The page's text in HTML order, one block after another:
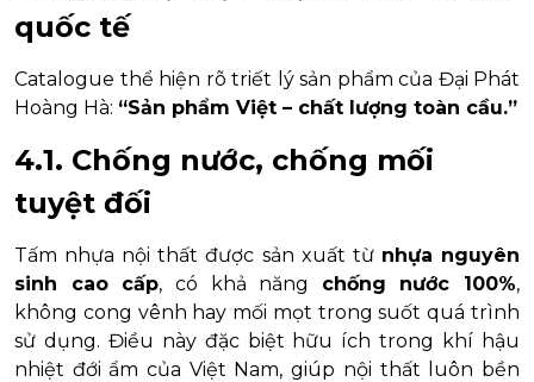
quốc tế
Catalogue thể hiện rõ triết lý sản phẩm của Đại Phát
Hoàng Hà: “Sản phẩm Việt – chất lượng toàn cầu.”
4.1. Chống nước, chống mối
tuyệt đối
Tấm nhựa nội thất được sản xuất từ nhựa nguyên
sinh cao cấp, có khả năng chống nước 100%,
không cong vênh hay mối mọt trong suốt quá trình
sử dụng. Điều này đặc biệt hữu ích trong khí hậu
nhiệt đới ẩm của Việt Nam, giúp nội thất luôn bền